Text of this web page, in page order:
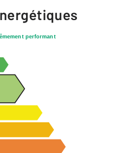
performant